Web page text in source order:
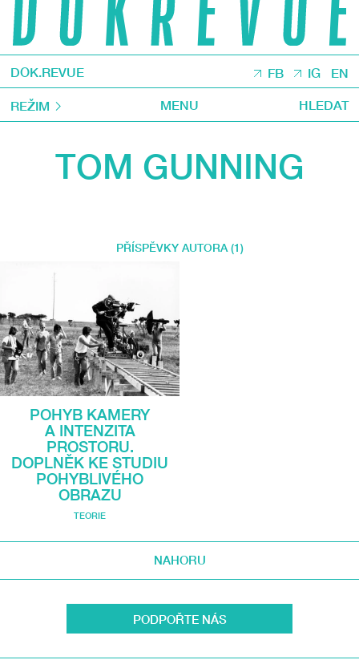
DOK.REVUE FB IG EN
REŽIM MENU HLEDAT
TOM GUNNING
PŘÍSPĚVKY AUTORA (1)
POHYB KAMERY
A INTENZITA
PROSTORU.
DOPLNĚK KE STUDIU
POHYBLIVÉHO
OBRAZU
TEORIE
NAHORU
PODPOŘTE NÁS